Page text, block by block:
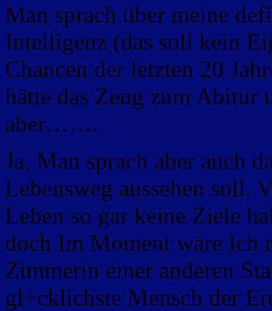
Man sprach über meine
Intelligenz (das soll kein
Chancen der letzten 20
hätte das Zeug zum Abitur
aber…….
Ja, Man sprach aber auch
Lebensweg aussehen soll.
Leben so gar keine Ziele
doch Im Moment wäre Ich
Zimmerin einer anderen
gl+cklichste Mensch der